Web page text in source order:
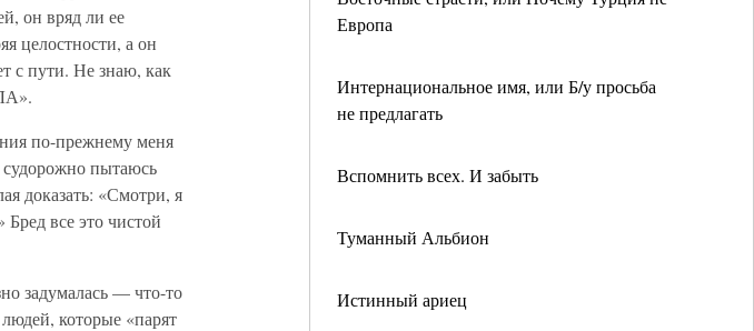
Европа
Интернациональное имя, или Б/у просьба
не предлагать
Вспомнить всех. И забыть
Туманный Альбион
Истинный ариец
он вряд ли ее
целостности, а он
с пути. Не знаю, как
по-прежнему меня
пытаюсь
доказать: «Смотри, я
все это чистой
задумалась — что-то
которые «парят